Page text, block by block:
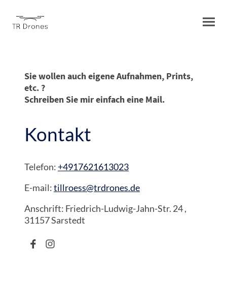
Sie wollen auch eigene Aufnahmen, Prints,
etc. ?
Schreiben Sie mir einfach eine Mail.
Kontakt
Telefon:+4917621613023
E-mail:tillroess@trdrones.de
Anschrift: Friedrich-Ludwig-Jahn-Str. 24 ,
31157 Sarstedt